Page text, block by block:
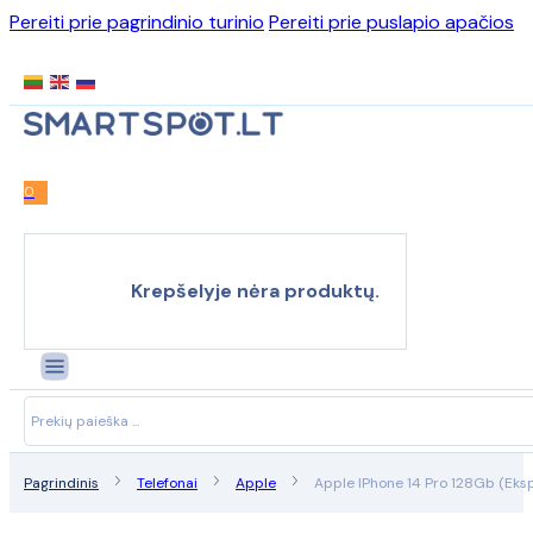
Pereiti prie pagrindinio turinio Pereiti prie puslapio apačios
0
Krepšelyje nėra produktų.
Search
...
Pagrindinis Telefonai Apple Apple IPhone 14 Pro 128Gb